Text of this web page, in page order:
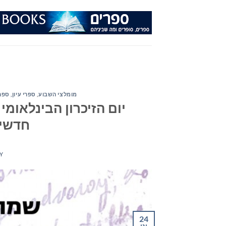
מומלצי השבוע, ספרי עיון,
24